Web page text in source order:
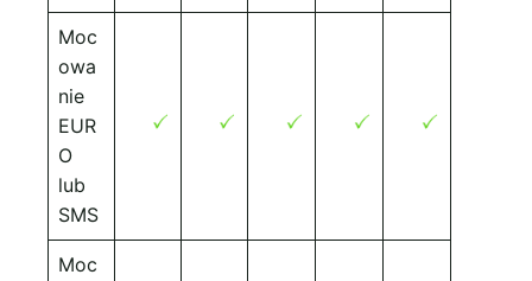
Moc
owa
nie
EUR
O
lub
SMS
Moc